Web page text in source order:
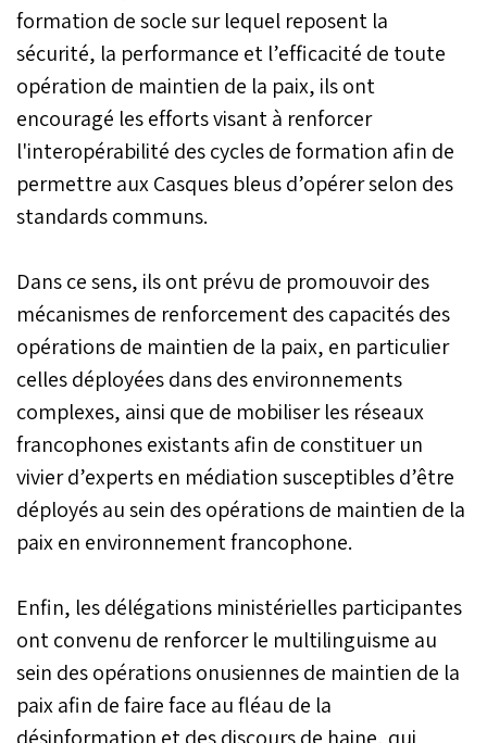
formation de socle sur lequel reposent la
sécurité, la performance et l’efficacité de toute
opération de maintien de la paix, ils ont
encouragé les efforts visant à renforcer
l'interopérabilité des cycles de formation afin de
permettre aux Casques bleus d’opérer selon des
standards communs.
Dans ce sens, ils ont prévu de promouvoir des
mécanismes de renforcement des capacités des
opérations de maintien de la paix, en particulier
celles déployées dans des environnements
complexes, ainsi que de mobiliser les réseaux
francophones existants afin de constituer un
vivier d’experts en médiation susceptibles d’être
déployés au sein des opérations de maintien de la
paix en environnement francophone.
Enfin, les délégations ministérielles participantes
ont convenu de renforcer le multilinguisme au
sein des opérations onusiennes de maintien de la
paix afin de faire face au fléau de la